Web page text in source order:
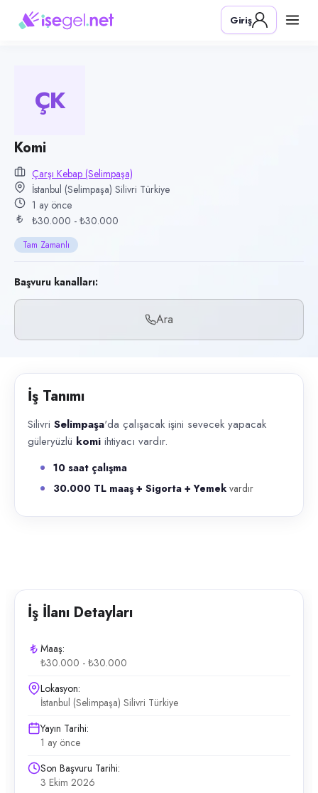
Pozisyon
Komi
Kategori
Yiyecek & İçecek (Restoran/Cafe)
Konum
Silivri, İstanbul (Selimpaşa)
Çalışma şekli
Tam Zamanlı · Ofis
Yayın tarihi
5 Temmuz 2026
Son geçerlilik
3 Ekim 2026
İlan açıklaması
Silivri Selimpaşa 'da çalışacak işini sevecek yapacak güleryüzlü
Giriş
ÇK
Komi
Çarşı Kebap (Selimpaşa)
İstanbul (Selimpaşa) Silivri Türkiye
1 ay önce
₺30.000 - ₺30.000
Tam Zamanlı
Başvuru kanalları:
Ara
İş Tanımı
Silivri Selimpaşa'da çalışacak işini sevecek yapacak
güleryüzlü komi ihtiyacı vardır.
10 saat çalışma
30.000 TL maaş + Sigorta + Yemek vardır
İş İlanı Detayları
Maaş:
₺30.000 - ₺30.000
Lokasyon:
İstanbul (Selimpaşa) Silivri Türkiye
Yayın Tarihi:
1 ay önce
Son Başvuru Tarihi:
3 Ekim 2026